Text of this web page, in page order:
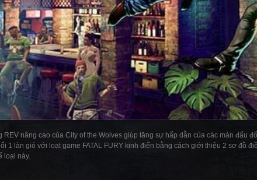
REV nâng cao của City of the Wolves giúp tăng sự hấp dẫn của các màn đấu
1 làn gió với loạt game FATAL FURY kinh điển bằng cách giới thiệu 2 sơ đồ
loại này.